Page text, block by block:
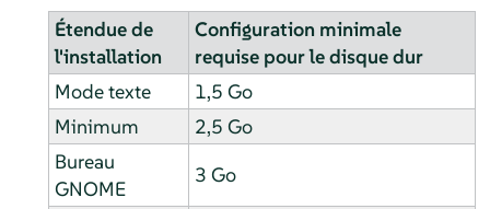
Étendue de
l'installation
Configuration minimale
requise pour le disque dur
Mode texte
1,5 Go
Minimum
2,5 Go
Bureau
GNOME
3 Go